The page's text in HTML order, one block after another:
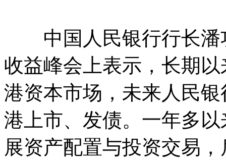
中国人民银行行长潘
收益峰会上表示，长期
港资本市场，未来人民
港上市、发债。一年多
展资产配置与投资交易